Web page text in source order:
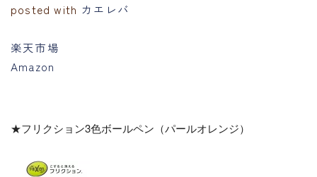
posted with カエレバ
楽天市場
Amazon
★フリクション3色ボールペン（パールオレンジ）